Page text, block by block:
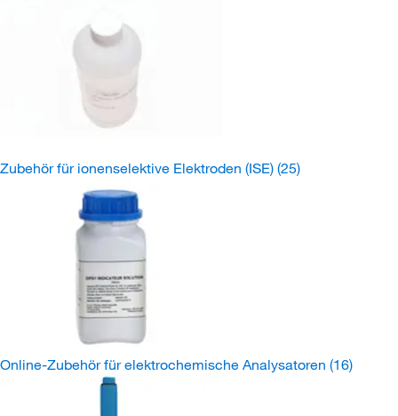
Zubehör für ionenselektive Elektroden (ISE) (25)
Online-Zubehör für elektrochemische Analysatoren (16)